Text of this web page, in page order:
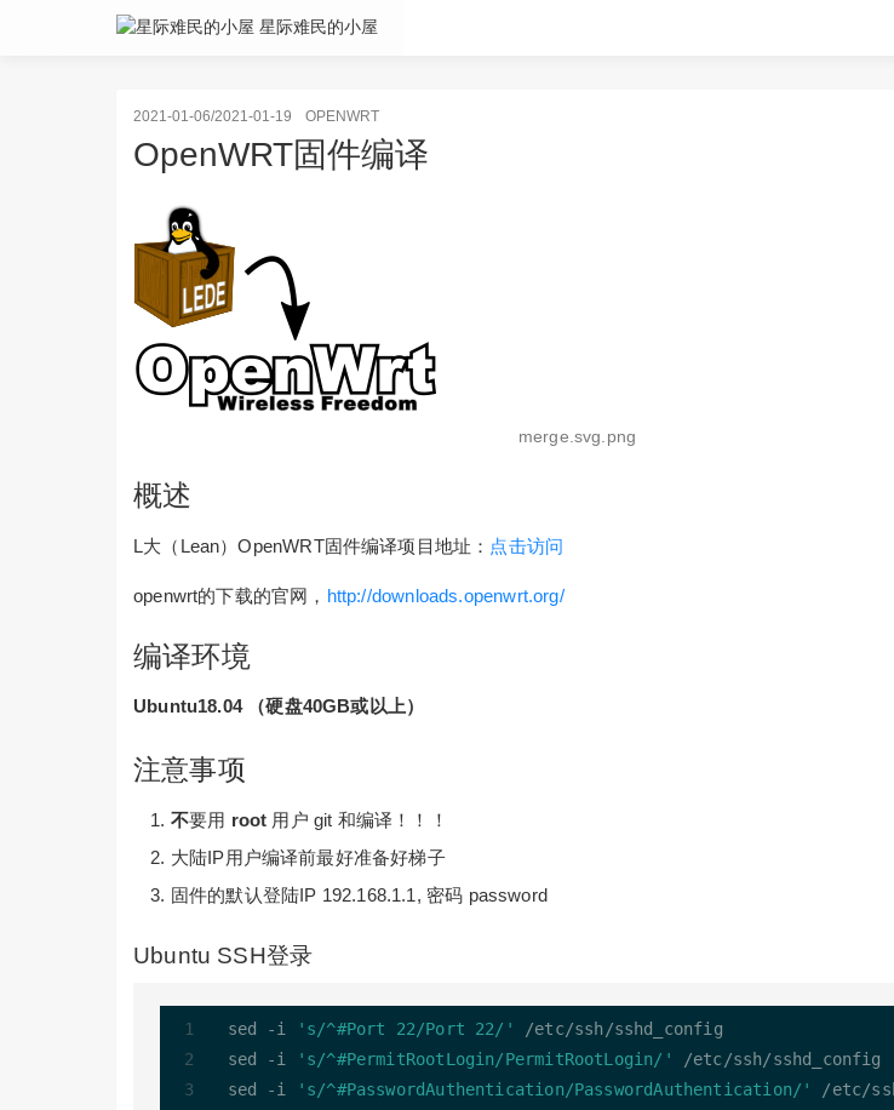
星际难民的小屋
2021-01-06/2021-01-19 OPENWRT
OpenWRT固件编译
merge.svg.png
概述
L大（Lean）OpenWRT固件编译项目地址： 点击访问
openwrt的下载的官网， http://downloads.openwrt.org/
编译环境
Ubuntu18.04 （硬盘40GB或以上）
注意事项
不要用 root 用户 git 和编译！！！
大陆IP用户编译前最好准备好梯子
固件的默认登陆IP 192.168.1.1, 密码 password
Ubuntu SSH登录
sed -i 's/^#Port 22/Port 22/' /etc/ssh/sshd_config
sed
-i 's/^#PermitRootLogin/PermitRootLogin/' /etc/ssh/sshd_config
sed
-i 's/^#PasswordAuthentication/PasswordAuthentication/' /etc/